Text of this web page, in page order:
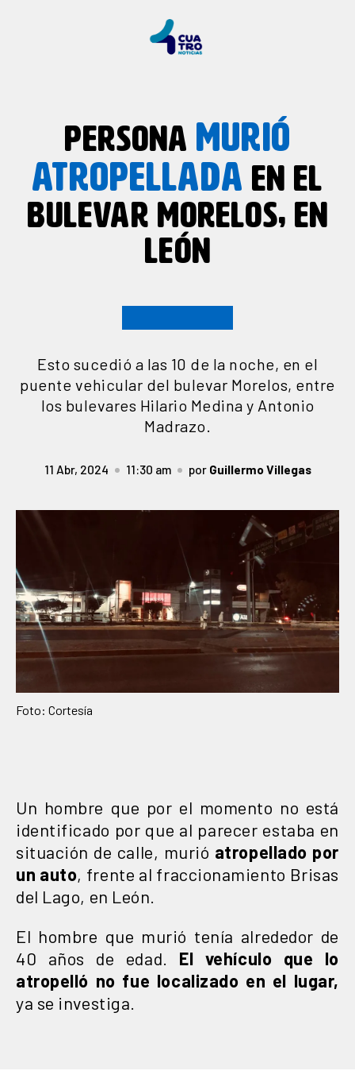
PERSONA MURIÓ
ATROPELLADA EN EL
BULEVAR MORELOS, EN
LEÓN
Esto sucedió a las 10 de la noche, en el
puente vehicular del bulevar Morelos, entre
los bulevares Hilario Medina y Antonio
Madrazo.
11 Abr, 2024 11:30 am por Guillermo Villegas
Foto: Cortesía
Un hombre que por el momento no está
identificado por que al parecer estaba en
situación de calle, murió atropellado por
un auto, frente al fraccionamiento Brisas
del Lago, en León.
El hombre que murió tenía alrededor de
40 años de edad. El vehículo que lo
atropelló no fue localizado en el lugar,
ya se investiga.